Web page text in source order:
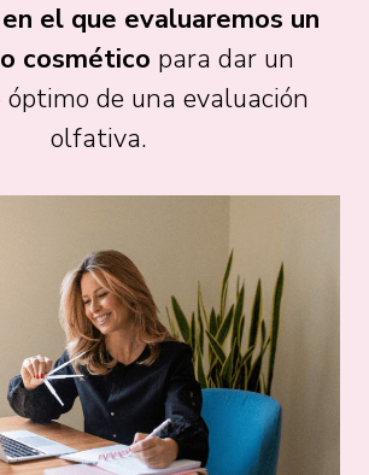
en el que evaluaremos un
cosmético para dar un
de una evaluación
olfativa.